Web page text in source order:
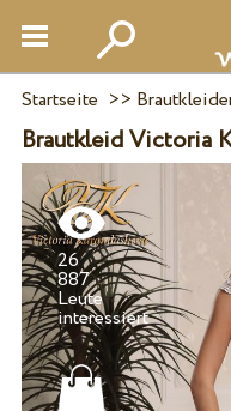
Startseite >>
Brautkleid Victoria
26
887
Leute
interessiert